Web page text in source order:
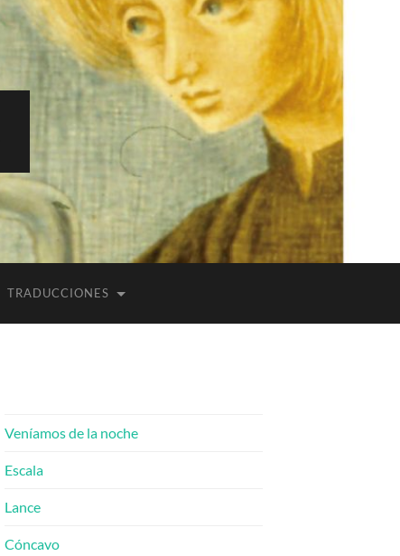
TRADUCCIONES
Veníamos de la noche
Escala
Lance
Cóncavo